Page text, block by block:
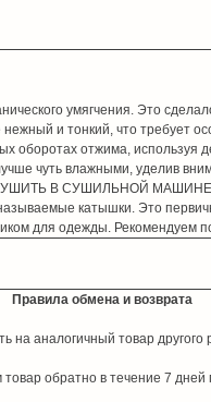
умягчения. Это
и тонкий, что требует
оборотах отжима,
чуть влажными, уделив
В СУШИЛЬНОЙ
катышки. Это
для одежды. Рекомендуем
Правила обмена и возврата
аналогичный товар другого
обратно в течение 7 дней